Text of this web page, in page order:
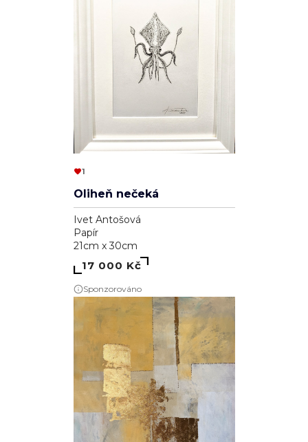
1
Oliheň nečeká
Ivet Antošová
Papír
21cm x 30cm
17 000 Kč
Sponzorováno